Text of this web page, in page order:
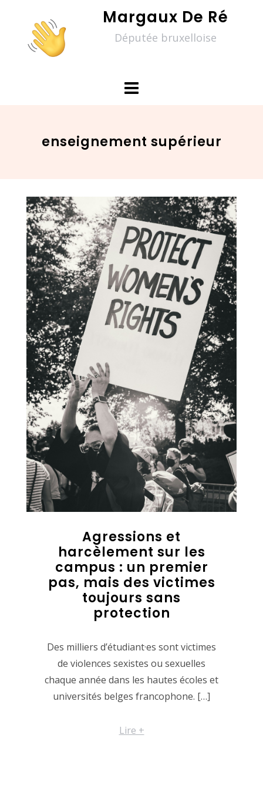
content
Margaux De Ré
Députée bruxelloise
enseignement supérieur
Agressions et
harcèlement sur les
campus : un premier
pas, mais des victimes
toujours sans
protection
Des milliers d’étudiant·es sont victimes
de violences sexistes ou sexuelles
chaque année dans les hautes écoles et
universités belges francophone. […]
Lire +